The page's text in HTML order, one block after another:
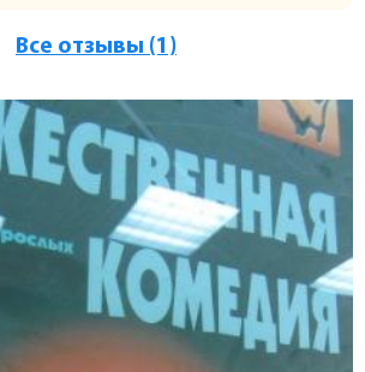
Все отзывы (1)